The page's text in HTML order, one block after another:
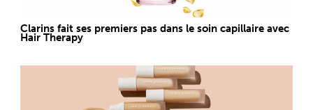
Clarins fait ses premiers pas dans le soin capillaire avec
Hair Therapy